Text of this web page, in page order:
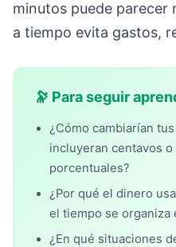
minutos puede parecer
a tiempo evita gastos,
🔭 Para seguir
¿Cómo cambiarían
incluyeran centavos
porcentuales?
¿Por qué el dinero
el tiempo se organiza
¿En qué situaciones